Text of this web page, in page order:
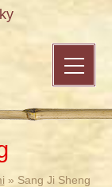
» Sang Ji Sheng